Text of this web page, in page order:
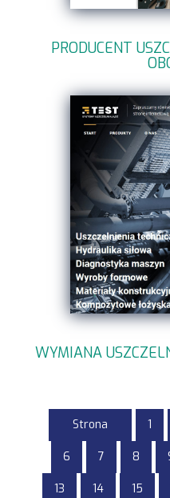
PRODUCENT
WYMIANA
Strona 1
6 7 8
13 14 15